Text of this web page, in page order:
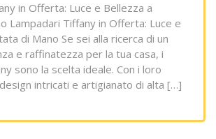
in Offerta: Luce e Bellezza a
Lampadari Tiffany in Offerta: Luce e
di Mano Se sei alla ricerca di un
e raffinatezza per la tua casa, i
sono la scelta ideale. Con i loro
intricati e artigianato di alta […]